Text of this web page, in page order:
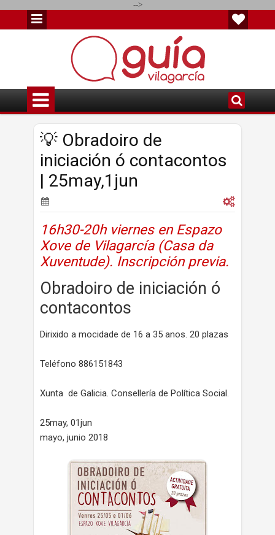
-->
💡 Obradoiro de
iniciación ó contacontos
| 25may,1jun
16h30-20h viernes en Espazo
Xove de Vilagarcía (Casa da
Xuventude). Inscripción previa.
Obradoiro de iniciación ó
contacontos
Dirixido a mocidade de 16 a 35 anos. 20 plazas
Teléfono 886151843
Xunta de Galicia. Consellería de Política Social.
25may, 01jun
mayo, junio 2018